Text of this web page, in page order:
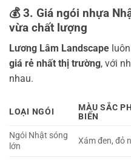
💰3. Giá ngói nhựa
vừa chất lượng
Lương Lâm Landscape
giá rẻ nhất thị trường, với
nhau.
LOẠI NGÓI
MÀU SẮC
BIẾN
Ngói Nhật sóng
lớn
Xám đen, đỏ